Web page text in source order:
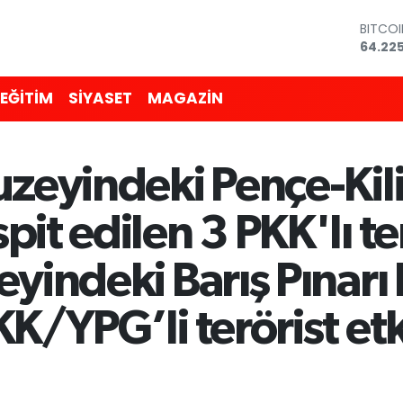
GRAM
13.799
EĞİTİM SİYASET MAGAZİN
Pençe-
edilen 3 PKK'lı
Barış
YPG’li terörist